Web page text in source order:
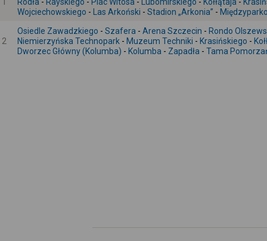
Wojciechowskiego - Las Arkoński - Stadion „Arkonia” -
2
Osiedle Zawadzkiego - Szafera - Arena Szczecin - Rondo
Niemierzyńska Technopark - Muzeum Techniki - Krasińskiego -
Dworzec Główny (Kolumba) - Kolumba - Zapadła - Tama